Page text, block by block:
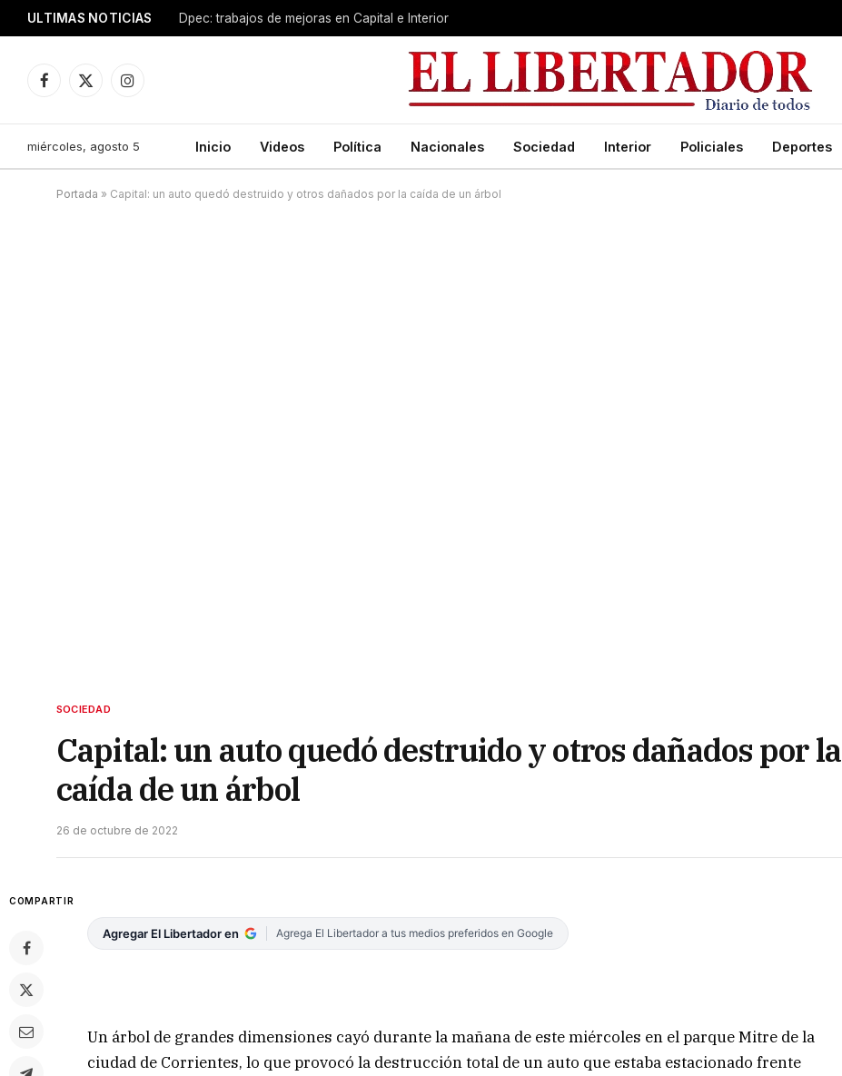
ULTIMAS NOTICIAS Dpec: trabajos de mejoras en Capital e Interior
Facebook
X
Instagram
miércoles, agosto 5 Inicio Videos Política Nacionales Sociedad Interior Policiales Deportes
Portada » Capital: un auto quedó destruido y otros dañados por la caída de un árbol
SOCIEDAD
Capital: un auto quedó destruido y otros dañados por la
caída de un árbol
26 de octubre de 2022
COMPARTIR
Agregar El Libertador en Agrega El Libertador a tus medios preferidos en Google
Un árbol de grandes dimensiones cayó durante la mañana de este miércoles en el parque Mitre de la
ciudad de Corrientes, lo que provocó la destrucción total de un auto que estaba estacionado frente